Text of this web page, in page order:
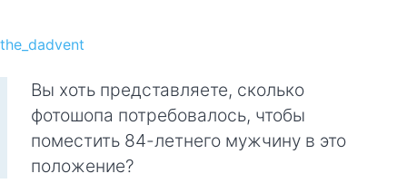
the_dadvent
Вы хоть представляете, сколько
фотошопа потребовалось, чтобы
поместить 84-летнего мужчину в это
положение?